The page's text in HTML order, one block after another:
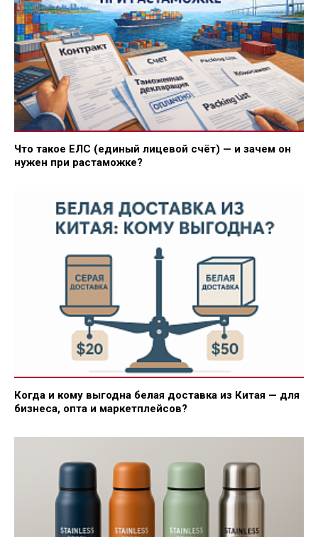
Что такое ЕЛС (единый лицевой счёт) — и зачем он
нужен при растаможке?
Когда и кому выгодна белая доставка из Китая — для
бизнеса, опта и маркетплейсов?